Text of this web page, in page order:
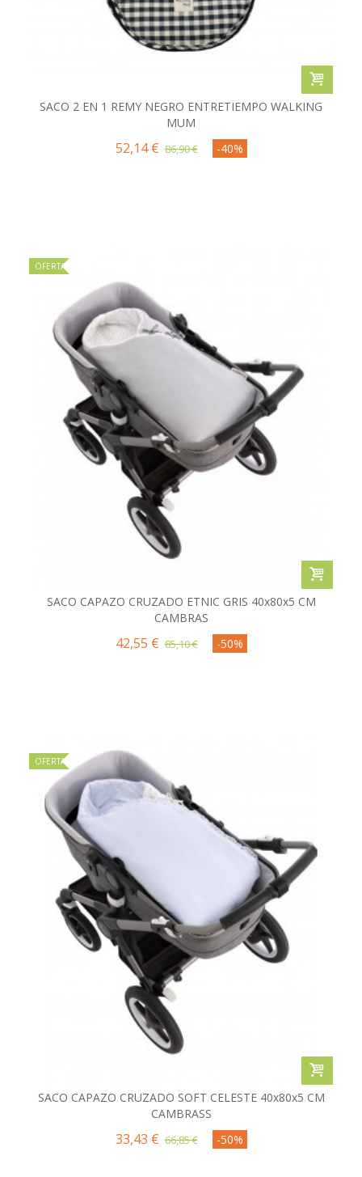
SACO 2 EN 1 REMY NEGRO ENTRETIEMPO WALKING
MUM
52,14 € 86,90 € -40%
OFERTA
SACO CAPAZO CRUZADO ETNIC GRIS 40x80x5 CM
CAMBRAS
42,55 € 85,10 € -50%
OFERTA
SACO CAPAZO CRUZADO SOFT CELESTE 40x80x5 CM
CAMBRASS
33,43 € 66,85 € -50%